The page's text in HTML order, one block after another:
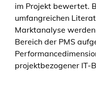
im Projekt bewertet.
umfangreichen
Marktanalyse
Bereich der PMS
projektbezogener IT-